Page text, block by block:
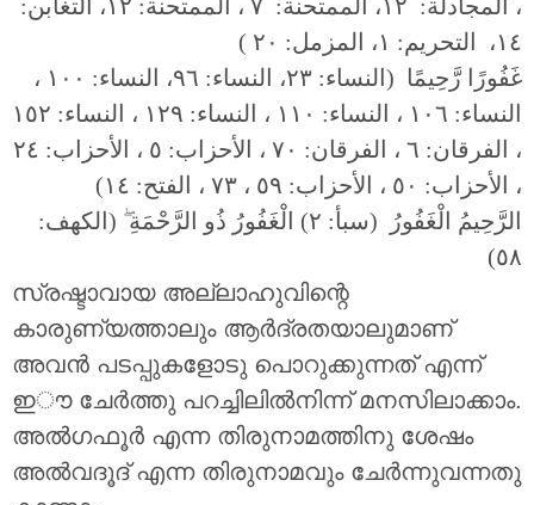
، المجادلة: ١٢، الممتحنة: ٧ ، الممتحنة: ١٢، التغابن:
١٤، التحريم: ١، المزمل: ٢٠ )
غَفُورًا رَّحِيمًا (النساء: ٢٣، النساء: ٩٦، النساء: ١٠٠ ،
النساء: ١٠٦ ، النساء: ١١٠ ، النساء: ١٢٩ ، النساء: ١٥٢
، الفرقان: ٦ ، الفرقان: ٧٠ ، الأحزاب: ٥ ، الأحزاب: ٢٤
، الأحزاب: ٥٠ ، الأحزاب: ٥٩ ، ٧٣ ، الفتح: ١٤)
الرَّحِيمُ الْغَفُورُ (سبأ: ٢) الْغَفُورُ ذُو الرَّحْمَةِ
ۖ (الكهف:
٥٨)
സ്രഷ്ടാവായ അല്ലാഹുവിന്റെ
കാരുണ്യത്താലും ആർദ്രതയാലുമാണ്
അവൻ പടപ്പുകളോടു പൊറുക്കുന്നത് എന്ന്
ഇൗ ചേർത്തു പറച്ചിലിൽനിന്ന് മനസിലാക്കാം.
അൽഗഫൂർ എന്ന തിരുനാമത്തിനു ശേഷം
അൽവദൂദ് എന്ന തിരുനാമവും ചേർന്നുവന്നതു